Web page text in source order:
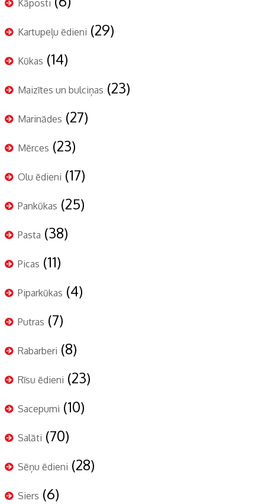
Kāposti
Kartupeļu ēdieni (29)
Kūkas (14)
Maizītes un bulciņas (23)
Marinādes (27)
Mērces (23)
Olu ēdieni (17)
Pankūkas (25)
Pasta (38)
Picas (11)
Piparkūkas (4)
Putras (7)
Rabarberi (8)
Rīsu ēdieni (23)
Sacepumi (10)
Salāti (70)
Sēņu ēdieni (28)
Siers (6)